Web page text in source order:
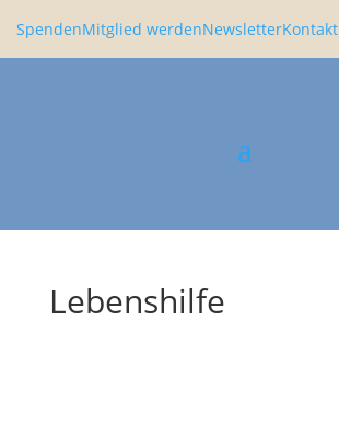
SpendenMitglied werdenNewsletterKontakt
Lebenshilfe